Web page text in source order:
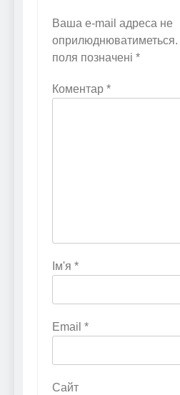
Ваша e-mail адреса не
оприлюднюватиметься.
поля позначені *
Коментар *
Ім'я *
Email *
Сайт